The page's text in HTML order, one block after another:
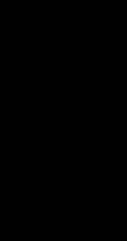
стандартные
достигли
оценят как
ведущих
долговечность
работы с
до его оплаты.
опцию экспресс-
заказа.